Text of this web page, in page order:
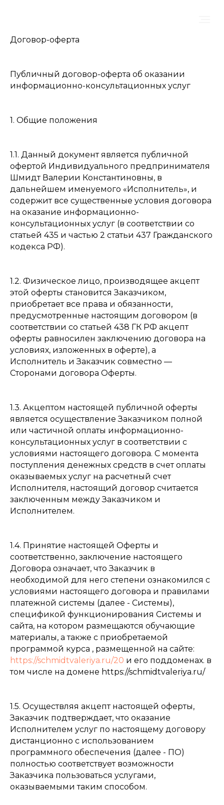
Договор-оферта
Публичный договор-оферта об оказании
информационно-консультационных услуг
1. Общие положения
1.1. Данный документ является публичной
офертой Индивидуального предпринимателя
Шмидт Валерии Константиновны, в
дальнейшем именуемого «Исполнитель», и
содержит все существенные условия договора
на оказание информационно-
консультационных услуг (в соответствии со
статьей 435 и частью 2 статьи 437 Гражданского
кодекса РФ).
1.2. Физическое лицо, производящее акцепт
этой оферты становится Заказчиком,
приобретает все права и обязанности,
предусмотренные настоящим договором (в
соответствии со статьей 438 ГК РФ акцепт
оферты равносилен заключению договора на
условиях, изложенных в оферте), а
Исполнитель и Заказчик совместно —
Сторонами договора Оферты.
1.3. Акцептом настоящей публичной оферты
является осуществление Заказчиком полной
или частичной оплаты информационно-
консультационных услуг в соответствии с
условиями настоящего договора. С момента
поступления денежных средств в счет оплаты
оказываемых услуг на расчетный счет
Исполнителя, настоящий договор считается
заключенным между Заказчиком и
Исполнителем.
1.4. Принятие настоящей Оферты и
соответственно, заключение настоящего
Договора означает, что Заказчик в
необходимой для него степени ознакомился с
условиями настоящего договора и правилами
платежной системы (далее - Системы),
спецификой функционирования Системы и
сайта, на котором размещаются обучающие
материалы, а также с приобретаемой
программой курса , размещенной на сайте:
https://schmidtvaleriya.ru/20 и его поддоменах. в
том числе на домене https://schmidtvaleriya.ru/
1.5. Осуществляя акцепт настоящей оферты,
Заказчик подтверждает, что оказание
Исполнителем услуг по настоящему договору
дистанционно с использованием
программного обеспечения (далее - ПО)
полностью соответствует возможности
Заказчика пользоваться услугами,
оказываемыми таким способом.